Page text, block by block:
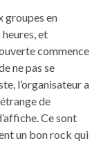
groupes en
et
commence
ne pas se
l’organisateur a
de
Ce sont
un bon rock qui